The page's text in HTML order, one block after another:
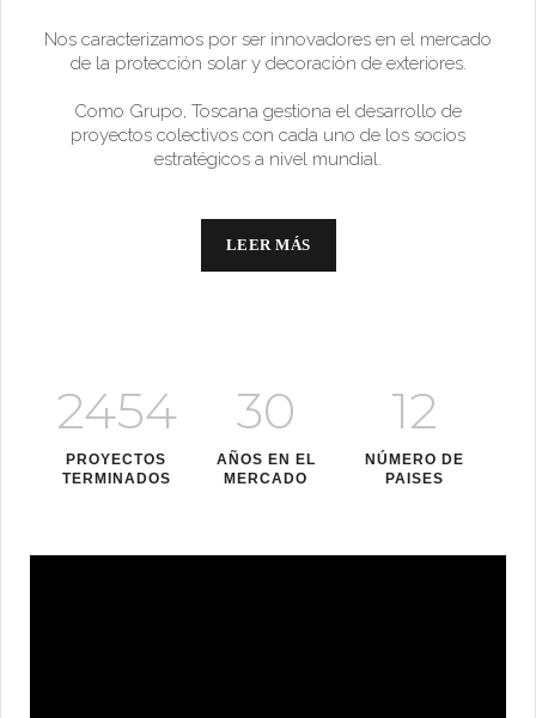
Nos caracterizamos por ser innovadores en el mercado
de la protección solar y decoración de exteriores.
Como Grupo, Toscana gestiona el desarrollo de
proyectos colectivos con cada uno de los socios
estratégicos a nivel mundial.
LEER MÁS
2454
PROYECTOS
TERMINADOS
30
AÑOS EN EL
MERCADO
12
NÚMERO DE
PAISES